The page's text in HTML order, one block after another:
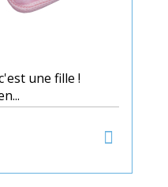
une fille !